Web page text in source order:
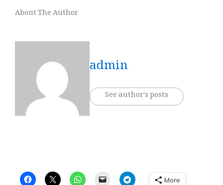
About The Author
admin
See author's posts
More